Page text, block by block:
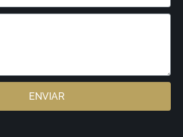
ENVIAR